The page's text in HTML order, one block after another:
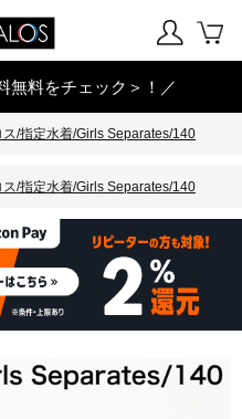
無料をチェック＞！／
ス/指定水着/Girls Separates/140
ス/指定水着/Girls Separates/140